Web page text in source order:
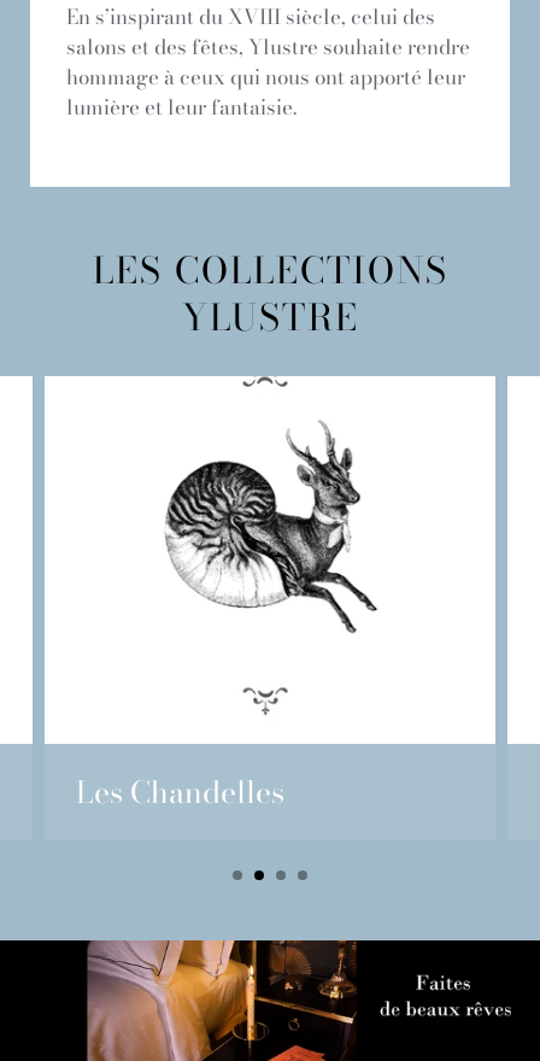
En s’inspirant du XVIII siècle, celui des
salons et des fêtes, Ylustre souhaite rendre
hommage à ceux qui nous ont apporté leur
lumière et leur fantaisie.
LES COLLECTIONS
YLUSTRE
Les Chandelles